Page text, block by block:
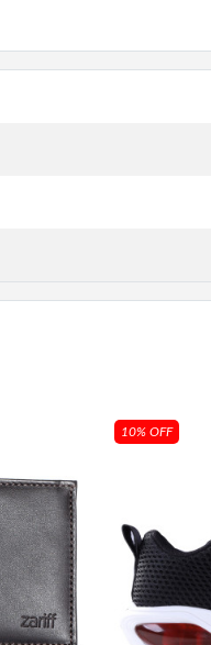
10% OFF